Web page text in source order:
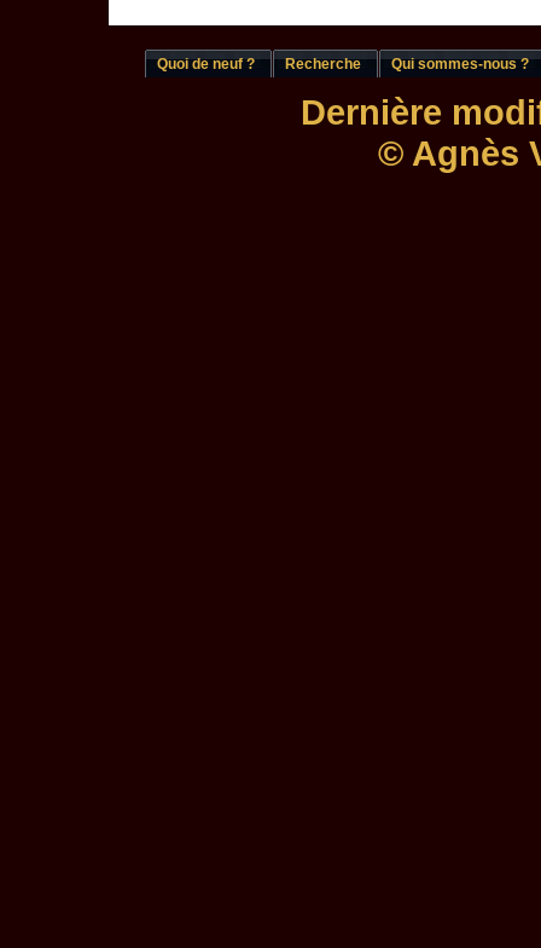
Quoi de neuf ? Recherche Qui sommes-nous ?
Dernière
© Agnès